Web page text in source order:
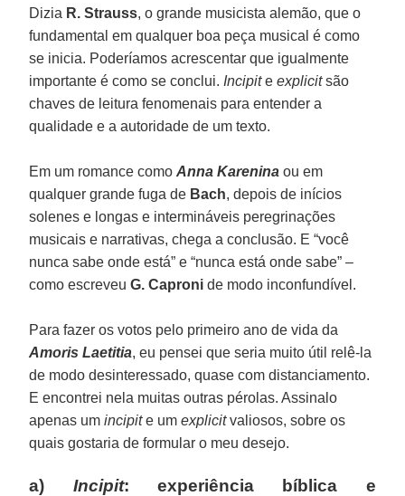
Dizia R. Strauss, o grande musicista alemão, que o
fundamental em qualquer boa peça musical é como
se inicia. Poderíamos acrescentar que igualmente
importante é como se conclui. Incipiteexplicitsão
chaves de leitura fenomenais para entender a
qualidade e a autoridade de um texto.
Em um romance comoAnna Karenina ou em
qualquer grande fuga de Bach, depois de inícios
solenes e longas e intermináveis peregrinações
musicais e narrativas, chega a conclusão. E “você
nunca sabe onde está” e “nunca está onde sabe” –
como escreveuG. Caproni de modo inconfundível.
Para fazer os votos pelo primeiro ano de vida da
Amoris Laetitia, eu pensei que seria muito útil relê-la
de modo desinteressado, quase com distanciamento.
E encontrei nela muitas outras pérolas. Assinalo
apenas umincipite umexplicitvaliosos, sobre os
quais gostaria de formular o meu desejo.
a) Incipit: experiência bíblica e